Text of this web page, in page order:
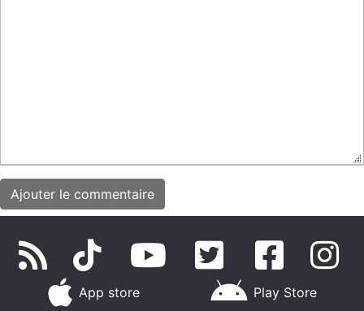
App store Play Store